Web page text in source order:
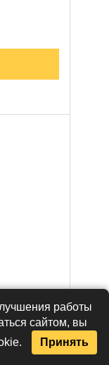
работы
сайтом, вы
Принять